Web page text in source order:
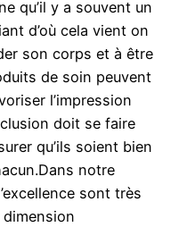
qu’il y a souvent un
d’où cela vient on
son corps et à être
de soin peuvent
l’impression
doit se faire
qu’ils soient bien
notre
sont très